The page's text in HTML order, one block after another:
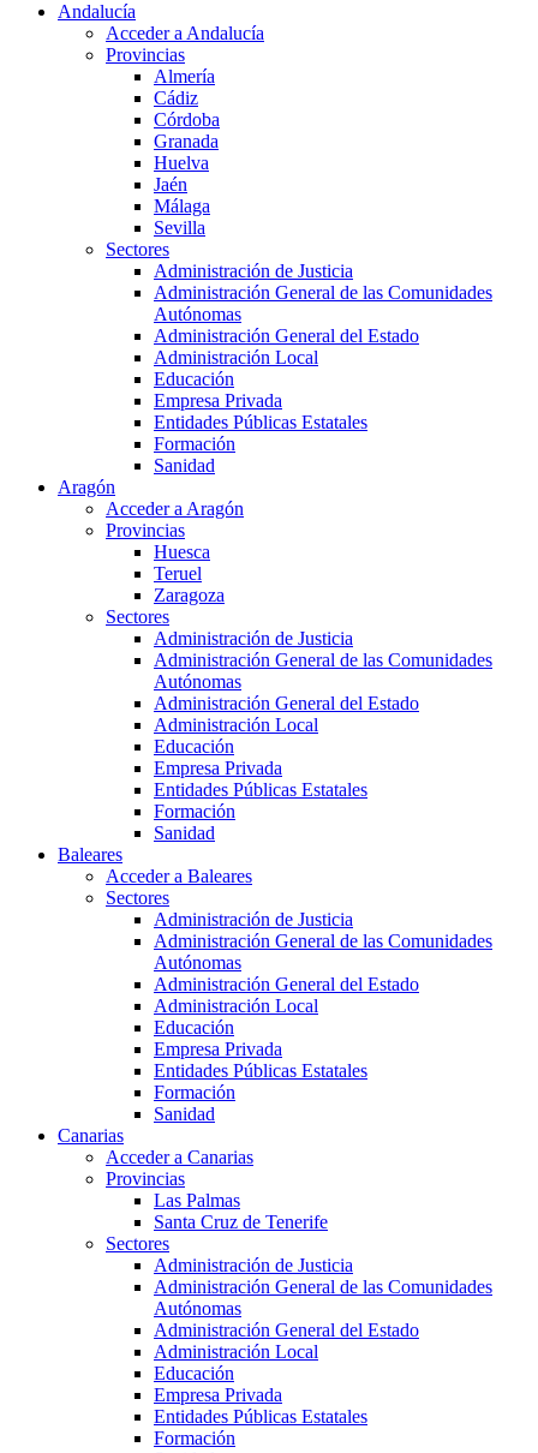
Andalucía
Acceder a Andalucía
Provincias
Almería
Cádiz
Córdoba
Granada
Huelva
Jaén
Málaga
Sevilla
Sectores
Administración de Justicia
Administración General de las Comunidades
Autónomas
Administración General del Estado
Administración Local
Educación
Empresa Privada
Entidades Públicas Estatales
Formación
Sanidad
Aragón
Acceder a Aragón
Provincias
Huesca
Teruel
Zaragoza
Sectores
Administración de Justicia
Administración General de las Comunidades
Autónomas
Administración General del Estado
Administración Local
Educación
Empresa Privada
Entidades Públicas Estatales
Formación
Sanidad
Baleares
Acceder a Baleares
Sectores
Administración de Justicia
Administración General de las Comunidades
Autónomas
Administración General del Estado
Administración Local
Educación
Empresa Privada
Entidades Públicas Estatales
Formación
Sanidad
Canarias
Acceder a Canarias
Provincias
Las Palmas
Santa Cruz de Tenerife
Sectores
Administración de Justicia
Administración General de las Comunidades
Autónomas
Administración General del Estado
Administración Local
Educación
Empresa Privada
Entidades Públicas Estatales
Formación